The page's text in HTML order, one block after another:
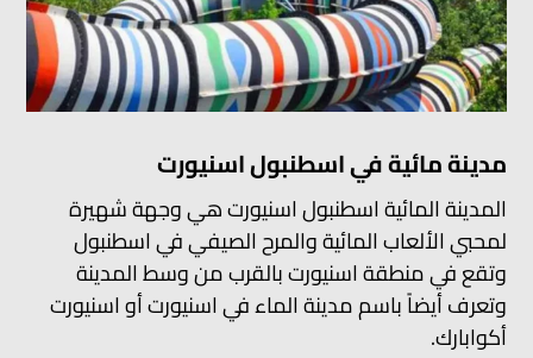
مدينة مائية في اسطنبول اسنيورت
المدينة المائية اسطنبول اسنيورت هي وجهة شهيرة
لمحبي الألعاب المائية والمرح الصيفي في اسطنبول
وتقع في منطقة اسنيورت بالقرب من وسط المدينة
وتعرف أيضاً باسم مدينة الماء في اسنيورت أو اسنيورت
أكوابارك.